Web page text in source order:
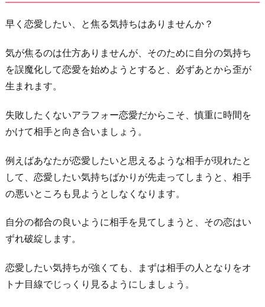
げ
て
る
3.
妥
協
見
つ
け
4.
素
直
に
早く恋愛したい、と焦る気持ちはありませんか？
気が焦るのは仕方ありませんが、そのために自分の気持ち
を誤魔化して恋愛を始めようとすると、必ずあとから歪が
生まれます。
失敗したくないアラフォー恋愛だからこそ、慎重に時間を
かけて相手と向き合いましょう。
例えばあなたが恋愛したいと思えるような相手が現れたと
して、恋愛したい気持ちばかりが先走ってしまうと、相手
の悪いところも見ようとしなくなります。
自分の都合の良いように相手を見てしまうと、その恋はい
ずれ破綻します。
恋愛したい気持ちが強くても、まずは相手の人となりをオ
トナ目線でじっくり見るようにしましょう。